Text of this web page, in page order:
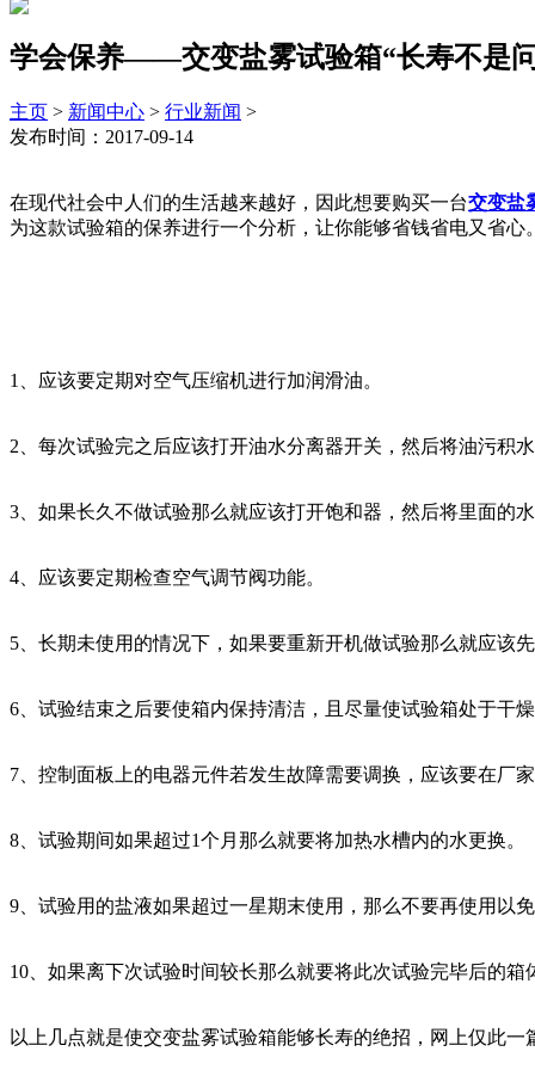
学会保养——交变盐雾试验箱“长寿不是
主页 > 新闻中心 > 行业新闻 >
发布时间：2017-09-14
在现代社会中人们的生活越来越好，因此想要购买一台交变盐
为这款试验箱的保养进行一个分析，让你能够省钱省电又省心
1、应该要定期对空气压缩机进行加润滑油。
2、每次试验完之后应该打开油水分离器开关，然后将油污积
3、如果长久不做试验那么就应该打开饱和器，然后将里面的
4、应该要定期检查空气调节阀功能。
5、长期未使用的情况下，如果要重新开机做试验那么就应该
6、试验结束之后要使箱内保持清洁，且尽量使试验箱处于干
7、控制面板上的电器元件若发生故障需要调换，应该要在厂
8、试验期间如果超过1个月那么就要将加热水槽内的水更换。
9、试验用的盐液如果超过一星期末使用，那么不要再使用以
10、如果离下次试验时间较长那么就要将此次试验完毕后的箱
以上几点就是使交变盐雾试验箱能够长寿的绝招，网上仅此一